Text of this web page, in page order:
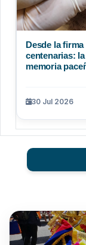
Desde la
centenarias:
memoria
30 Jul 2026